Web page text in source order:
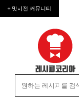
+ 맛비전 커뮤니티